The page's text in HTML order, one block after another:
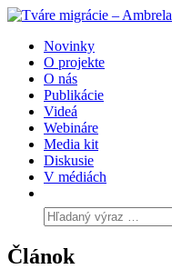
Novinky
O projekte
O nás
Publikácie
Videá
Webináre
Media kit
Diskusie
V médiách
Článok